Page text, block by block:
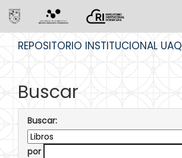
REPOSITORIO INSTITUCIONAL UAQ
Buscar
Buscar:
por